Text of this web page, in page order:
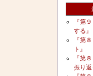
『第
する』
『第
ト』
『第
振り返